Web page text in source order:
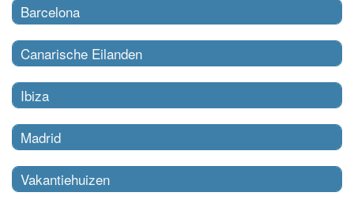
Barcelona
Canarische Eilanden
Ibiza
Madrid
Vakantiehuizen